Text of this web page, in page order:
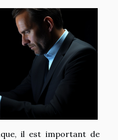
il est important de